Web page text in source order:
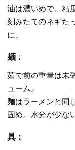
油は濃いめで、粘
刻みたてのネギた
に。
麺：
茹で前の重量は未
ューム。
麺はラーメンと同
固め。水分が少な
具：